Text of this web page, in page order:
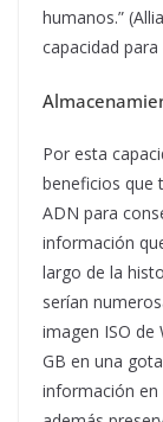
humanos.”
capacidad
Por esta
beneficios que
ADN para
información
largo de la
serían
imagen ISO de
GB en una
información en